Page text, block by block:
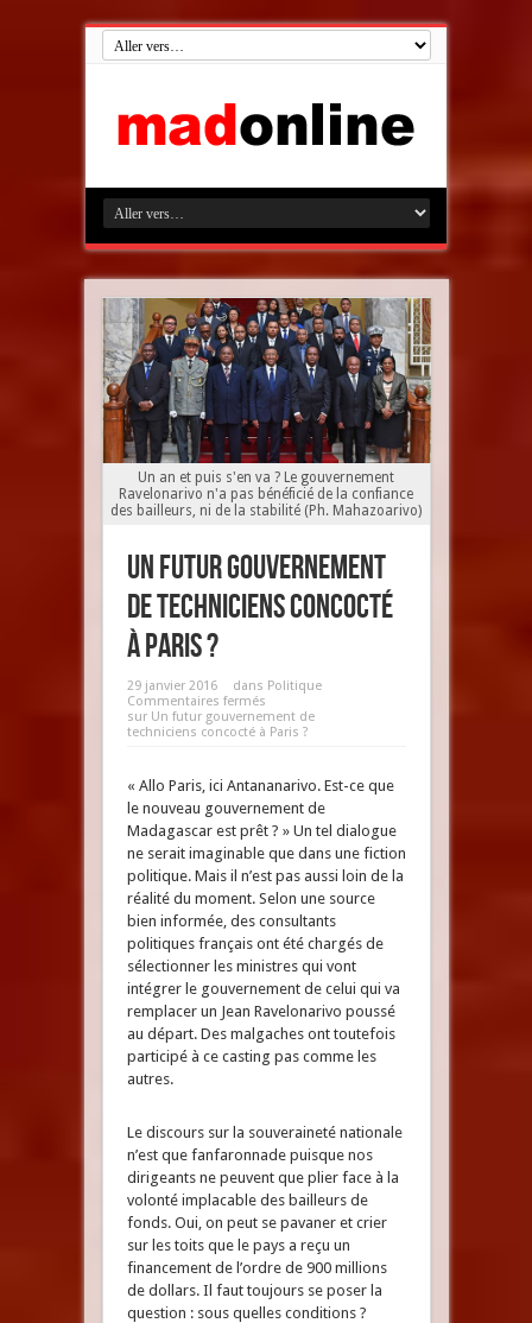
Un an et puis s'en va ? Le gouvernement
Ravelonarivo n'a pas bénéficié de la confiance
des bailleurs, ni de la stabilité (Ph. Mahazoarivo)
Un futur gouvernement
de techniciens concocté
à Paris ?
29 janvier 2016 dans Politique
Commentaires fermés
sur Un futur gouvernement de
techniciens concocté à Paris ?
« Allo Paris, ici Antananarivo. Est-ce que
le nouveau gouvernement de
Madagascar est prêt ? » Un tel dialogue
ne serait imaginable que dans une fiction
politique. Mais il n’est pas aussi loin de la
réalité du moment. Selon une source
bien informée, des consultants
politiques français ont été chargés de
sélectionner les ministres qui vont
intégrer le gouvernement de celui qui va
remplacer un Jean Ravelonarivo poussé
au départ. Des malgaches ont toutefois
participé à ce casting pas comme les
autres.
Le discours sur la souveraineté nationale
n’est que fanfaronnade puisque nos
dirigeants ne peuvent que plier face à la
volonté implacable des bailleurs de
fonds. Oui, on peut se pavaner et crier
sur les toits que le pays a reçu un
financement de l’ordre de 900 millions
de dollars. Il faut toujours se poser la
question : sous quelles conditions ?